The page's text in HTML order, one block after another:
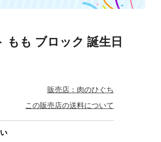
もも ブロック 誕生日
販売店：肉のひぐち
この販売店の送料について